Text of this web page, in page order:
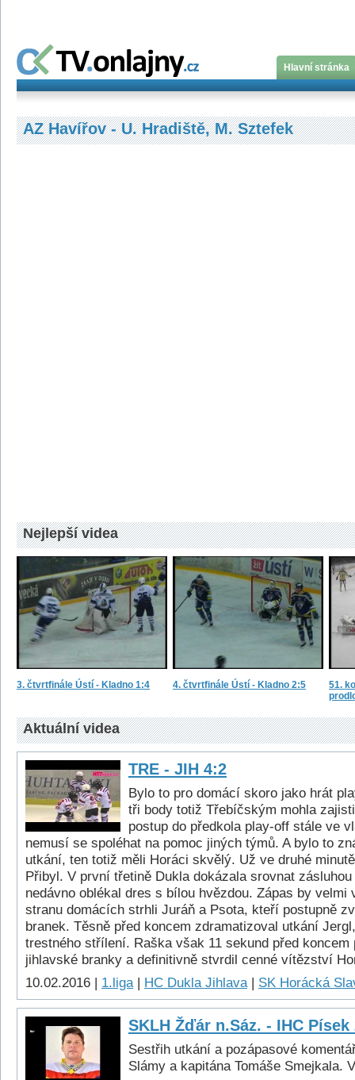
Hlavní stránka
AZ Havířov - U. Hradiště, M. Sztefek
Nejlepší videa
3. čtvrtfinále Ústí - Kladno 1:4 4. čtvrtfinále Ústí - Kladno 2:5
51.
Aktuální videa
TRE - JIH 4:2
Bylo to pro domácí skoro jako hrát
tři body totiž Třebíčským mohla
postup do předkola play-off stále ve
nemusí se spoléhat na pomoc jiných týmů. A bylo to
utkání, ten totiž měli Horáci skvělý. Už ve druhé
Přibyl. V první třetině Dukla dokázala srovnat
nedávno oblékal dres s bílou hvězdou. Zápas by velmi
stranu domácích strhli Juráň a Psota, kteří postupně
branek. Těsně před koncem zdramatizoval utkání
trestného střílení. Raška však 11 sekund před koncem
jihlavské branky a definitivně stvrdil cenné vítězství
10.02.2016 | 1.liga| HC Dukla Jihlava| SK Horácká
SKLH Žďár n.Sáz. - IHC Písek
Sestřih utkání a pozápasové
Slámy a kapitána Tomáše Smejkala.